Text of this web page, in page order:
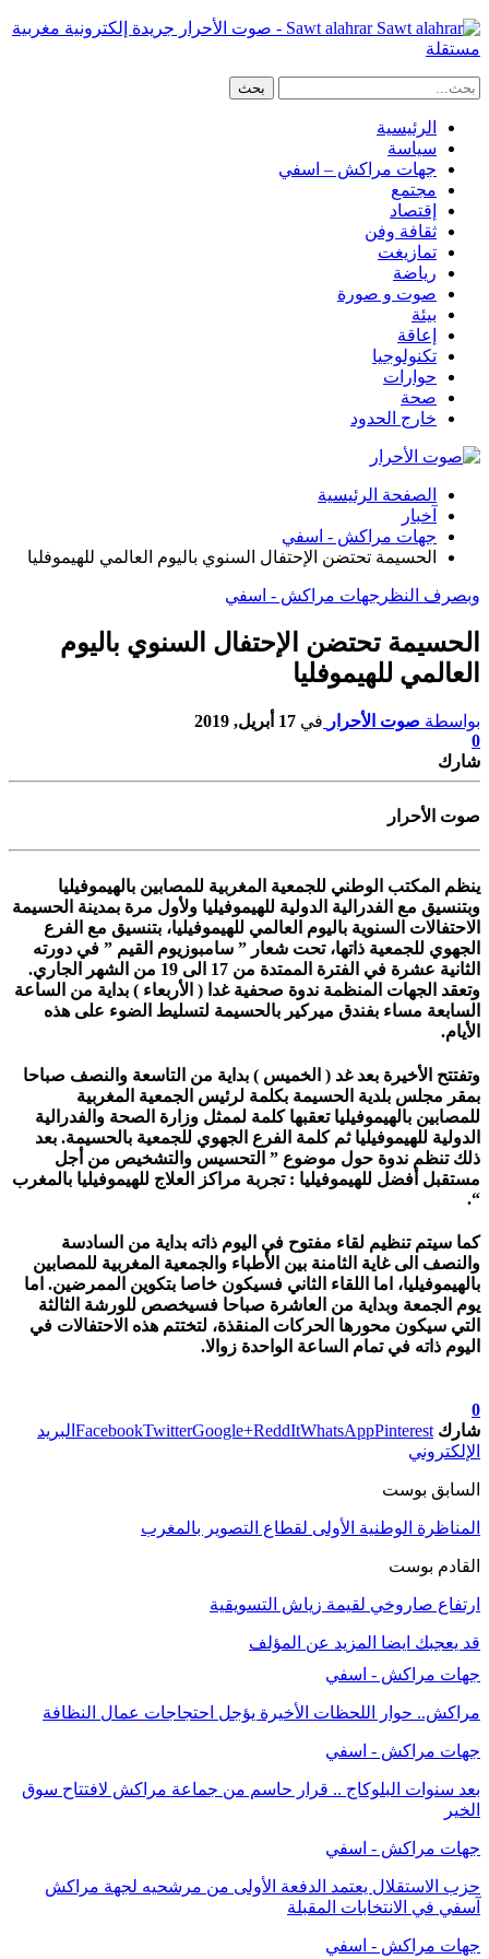
Sawt alahrar - صوت الأحرار جريدة إلكترونية مغربية
مستقلة
الرئيسية
سياسة
جهات مراكش – اسفي
مجتمع
إقتصاد
ثقافة وفن
تمازيغت
رياضة
صوت و صورة
بيئة
إعاقة
تكنولوجيا
حوارات
صحة
خارج الحدود
الصفحة الرئيسية
آخبار
جهات مراكش - اسفي
الحسيمة تحتضن الإحتفال السنوي باليوم العالمي للهيموفليا‎
وبصرف النظر جهات مراكش - اسفي
الحسيمة تحتضن الإحتفال السنوي باليوم
العالمي للهيموفليا‎
بواسطة صوت الأحرار في 17 أبريل, 2019
0
شارك
صوت الأحرار
ينظم المكتب الوطني للجمعية المغربية للمصابين بالهيموفيليا
وبتنسيق مع الفدرالية الدولية للهيموفيليا ولأول مرة بمدينة الحسيمة
الاحتفالات السنوية باليوم العالمي للهيموفيليا، بتنسيق مع الفرع
الجهوي للجمعية ذاتها، تحت شعار ” سامبوزيوم القيم ” في دورته
الثانية عشرة في الفترة الممتدة من 17 الى 19 من الشهر الجاري.
وتعقد الجهات المنظمة ندوة صحفية غدا ( الأربعاء ) بداية من الساعة
السابعة مساء بفندق ميركير بالحسيمة لتسليط الضوء على هذه
الأيام.
وتفتتح الأخيرة بعد غد ( الخميس ) بداية من التاسعة والنصف صباحا
بمقر مجلس بلدية الحسيمة بكلمة لرئيس الجمعية المغربية
للمصابين بالهيموفيليا تعقبها كلمة لممثل وزارة الصحة والفدرالية
الدولية للهيموفيليا ثم كلمة الفرع الجهوي للجمعية بالحسيمة. بعد
ذلك تنظم ندوة حول موضوع ” التحسيس والتشخيص من أجل
مستقبل أفضل للهيموفيليا : تجربة مراكز العلاج للهيموفيليا بالمغرب
“.
كما سيتم تنظيم لقاء مفتوح في اليوم ذاته بداية من السادسة
والنصف الى غاية الثامنة بين الأطباء والجمعية المغربية للمصابين
بالهيموفيليا، اما اللقاء الثاني فسيكون خاصا بتكوين الممرضين. اما
يوم الجمعة وبداية من العاشرة صباحا فسيخصص للورشة الثالثة
التي سيكون محورها الحركات المنقذة، لتختتم هذه الاحتفالات في
اليوم ذاته في تمام الساعة الواحدة زوالا.
0
شارك
FacebookTwitterGoogle+ReddItWhatsAppPinterest
البريد
الإلكتروني
السابق بوست
المناظرة الوطنية الأولى لقطاع التصوير بالمغرب
القادم بوست
ارتفاع صاروخي لقيمة زياش التسويقية
قد يعجبك ايضا المزيد عن المؤلف
جهات مراكش - اسفي
مراكش.. حوار اللحظات الأخيرة يؤجل احتجاجات عمال النظافة
جهات مراكش - اسفي
بعد سنوات البلوكاج .. قرار حاسم من جماعة مراكش لافتتاح سوق
الخير
جهات مراكش - اسفي
حزب الاستقلال يعتمد الدفعة الأولى من مرشحيه لجهة مراكش
آسفي في الانتخابات المقبلة
جهات مراكش - اسفي